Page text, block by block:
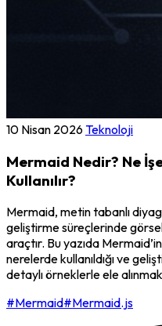
10 Nisan 2026Teknoloji
Mermaid Nedir? Ne
Kullanılır?
Mermaid, metin tabanlı
geliştirme süreçlerinde
araçtır. Bu yazıda
nerelerde kullanıldığı ve
detaylı örneklerle ele
#Mermaid#Mermaid.js